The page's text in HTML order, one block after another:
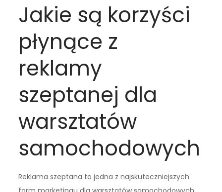
Jakie są korzyści
płynące z
reklamy
szeptanej dla
warsztatów
samochodowych
Reklama szeptana to jedna z najskuteczniejszych